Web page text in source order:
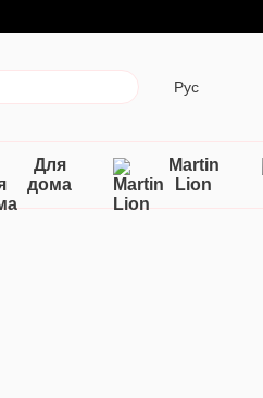
Рус
Для
дома
Martin
Lion